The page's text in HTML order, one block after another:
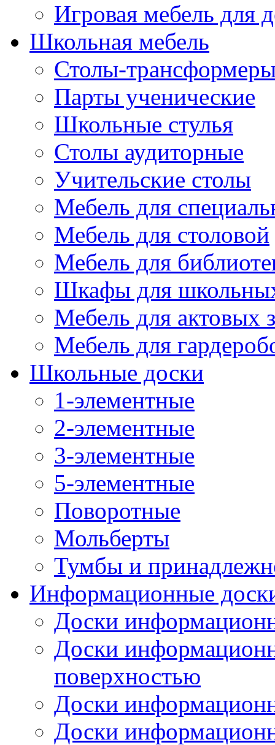
Игровая мебель для
Школьная мебель
Столы-
Парты ученические
Школьные стулья
Столы аудиторные
Учительские столы
Мебель для
Мебель для столовой
Мебель для
Шкафы для
Мебель для актовых
Мебель для
Школьные доски
1-элементные
2-элементные
3-элементные
5-элементные
Поворотные
Мольберты
Тумбы и
Информационные
Доски
Доски
поверхностью
Доски
Доски